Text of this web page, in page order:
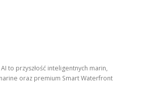
to przyszłość inteligentnych marin,
oraz premium Smart Waterfront